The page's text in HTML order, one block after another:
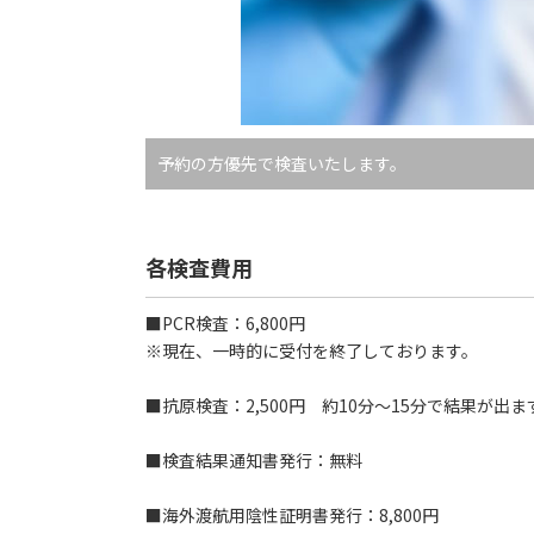
予約の方優先で検査いたします。
各検査費用
■PCR検査：6,800円
※現在、一時的に受付を終了しております。
■抗原検査：2,500円 約10分～15分で結果が出ま
■検査結果通知書発行：無料
■海外渡航用陰性証明書発行：8,800円